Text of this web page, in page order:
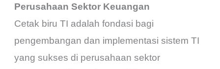
Perusahaan Sektor Keuangan
Cetak biru TI adalah fondasi bagi
pengembangan dan implementasi sistem TI
yang sukses di perusahaan sektor